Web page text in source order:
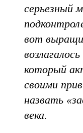
серьезный
вот
который
своими
назвать
века.